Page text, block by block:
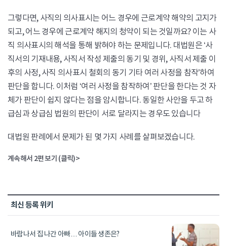
그렇다면, 사직의 의사표시는 어느 경우에 근로계약 해약의 고지가
되고, 어느 경우에 근로계약 해지의 청약이 되는 것일까요? 이는 사
직 의사표시의 해석을 통해 밝혀야 하는 문제입니다. 대법원은 ‘사
직서의 기재내용, 사직서 작성 제출의 동기 및 경위, 사직서 제출 이
후의 사정, 사직 의사표시 철회의 동기 기타 여러 사정을 참작’하여
판단을 합니다. 이처럼 ‘여러 사정을 참작하여’ 판단을 한다는 것 자
체가 판단이 쉽지 않다는 점을 암시합니다. 동일한 사안을 두고 하
급심과 상급심 법원의 판단이 서로 달라지는 경우도 있습니다
대법원 판례에서 문제가 된 몇 가지 사례를 살펴보겠습니다.
계속해서 2편보기 (클릭)>
최신 등록 위키
바람나서 집 나간 아빠… 아이들 생존은?